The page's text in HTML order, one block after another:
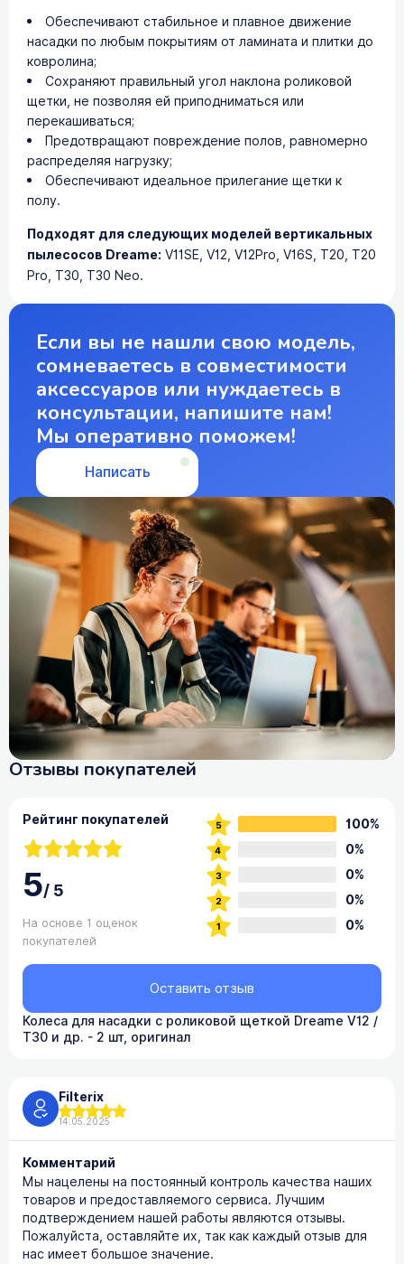
Обеспечивают стабильное и плавное движение
насадки по любым покрытиям от ламината и плитки до
ковролина;
Сохраняют правильный угол наклона роликовой
щетки, не позволяя ей приподниматься или
перекашиваться;
Предотвращают повреждение полов, равномерно
распределяя нагрузку;
Обеспечивают идеальное прилегание щетки к
полу.
Подходят для следующих моделей вертикальных
пылесосов Dreame: V11SE, V12, V12Pro, V16S, T20, T20
Pro, T30, T30 Neo.
Если вы не нашли свою модель,
сомневаетесь в совместимости
аксессуаров или нуждаетесь в
консультации, напишите нам!
Мы оперативно поможем!
Написать
Отзывы покупателей
Рейтинг покупателей
5/5
На основе 1 оценок
покупателей
100%
0%
0%
0%
0%
Колеса для насадки с роликовой щеткой Dreame V12 /
T30 и др. - 2 шт, оригинал
Оставить отзыв
Filterix
14.05.2025
Комментарий
Мы нацелены на постоянный контроль качества наших
товаров и предоставляемого сервиса. Лучшим
подтверждением нашей работы являются отзывы.
Пожалуйста, оставляйте их, так как каждый отзыв для
нас имеет большое значение.